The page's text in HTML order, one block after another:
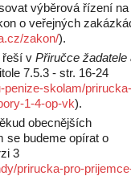
výběrová řízení na
o veřejných
zakon/).
řeší v Přiručce žadatele
7.5.3 - str. 16-24
skolam/prirucka-
1-4-op-vk).
obecnějších
se budeme opírat o
3
prirucka-pro-